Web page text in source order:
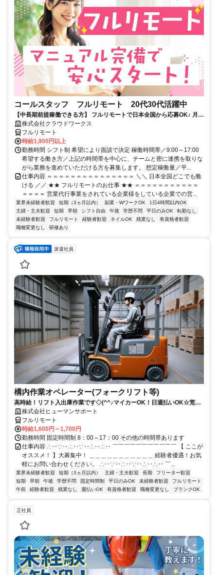
コールスタッフ フルリモート 20代30代活躍中
【中長期前提稼働できる方】 フルリモートで日本全国から応募OK♪ 月稼
働80時間で安定収入！
株式会社クラウドワークス
フルリモート
時給1,900円以上
勤務時間 シフト制 希望により面談で決定 稼働時間帯／9:00～17:00
希望する働き方／上記の時間帯を中心に、チームと密に連携を取りな
がら業務を進めていただける方を募集します。 想定稼働量／平...
仕事内容 ＝＝＝＝＝＝＝＝＝＝＝＝＝＝＝ ＼＼ 日本全国どこでも働
ける ／／ ★★ フルリモートのお仕事 ★★ ＝＝＝＝＝＝＝＝＝＝＝
＝＝＝＝ 営業代行事業をされている企業様をしている企業での営...
業界未経験者歓迎 短期（3ヵ月以内） 副業・WワークOK
1日4時間以内OK
主婦・主夫歓迎
短期 早朝 シフト自由 午後 学歴不問 平日のみOK
転勤なし
未経験者歓迎
フルリモート 経験者歓迎 ネイルOK 残業なし
有資格者歓迎
職種変更なし
研修あり
派遣社員
構内作業オペレーター(フォークリフト等)
高時給！リフト入出庫作業です◇(^^♪マイカーOK！日週払いOK☆荒本
駅★【シゴト№0619】
株式会社ヒューマンサポート
フルリモート
時給1,600円～1,700円
勤務時間 固定時間制 8：00～17：00 その他の時間帯あります
仕事内容 ∴‥∵‥∴‥∵‥∴‥∴‥ ￣￣￣￣￣￣￣￣￣￣￣ 【 ここが
オススメ！ 】大募集中！ ＿＿＿＿＿＿＿＿＿＿＿ 経験者優遇！お気
軽にお問い合わせください。 ∴‥∵‥∴‥∵‥∴‥∴‥ ￣...
業界未経験者歓迎 短期（3ヵ月以内） 主婦・主夫歓迎 長期
フリーター歓迎
短期
早朝 午後 学歴不問 固定時間制 平日のみOK 未経験者歓迎
フルリモート
午前
経験者歓迎 残業なし 週払いOK 有資格者歓迎 職種変更なし ブランクOK
正社員